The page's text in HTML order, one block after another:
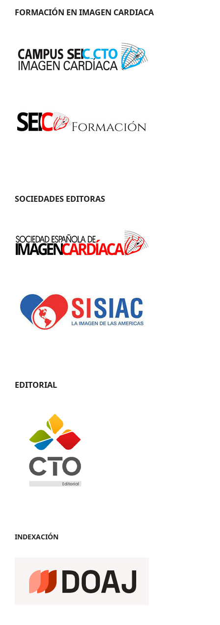
FORMACIÓN EN IMAGEN CARDIACA
SOCIEDADES EDITORAS
EDITORIAL
INDEXACIÓN